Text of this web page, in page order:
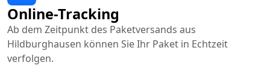
Online-Tracking
Ab dem Zeitpunkt des Paketversands aus
Hildburghausen können Sie Ihr Paket in Echtzeit
verfolgen.